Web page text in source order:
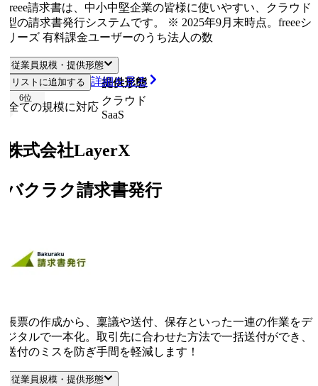
請求書は、中小中堅企業の皆様に使いやすい、クラウド
の請求書発行システムです。 ※ 2025年9月末時点。freeeシ
ーズ 有料課金ユーザーのうち法人の数
従業員規模・提供形態
従業員規模
提供形態
ての規模に対応
クラウド
SaaS
リストに追加する 詳細を見る
位
式会社LayerX
クラク請求書発行
票の作成から、稟議や送付、保存といった一連の作業をデ
タルで一本化。取引先に合わせた方法で一括送付ができ、
付のミスを防ぎ手間を軽減します！
従業員規模・提供形態